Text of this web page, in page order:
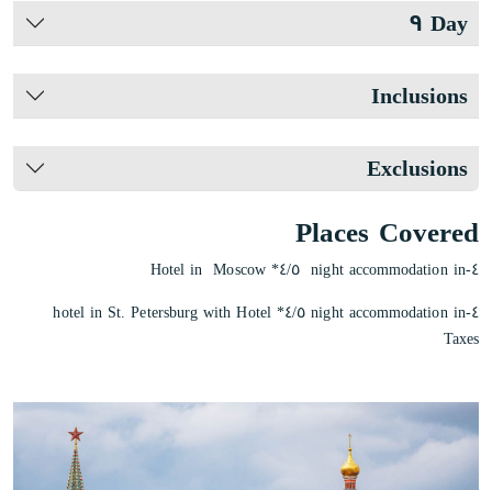
Day ٩
Inclusions
Exclusions
Places Covered
٤-night accommodation in ٤/٥* Hotel in Moscow
٤-night accommodation in ٤/٥* hotel in St. Petersburg with Hotel
Taxes